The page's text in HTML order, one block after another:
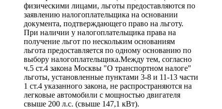
физическими лицами, льготы предоставляются по
заявлению налогоплательщика на основании
документа, подтверждающего право на льготу.
При наличии у налогоплательщика права на
получение льгот по нескольким основаниям
льгота предоставляется по одному основанию по
выбору налогоплательщика.Между тем, согласно
ч.5 ст.4 закона Москвы "О транспортном налоге"
льготы, установленные пунктами 3-8 и 11-13 части
1 ст.4 указанного закона, не распространяются на
легковые автомобили с мощностью двигателя
свыше 200 л.с. (свыше 147,1 кВт).